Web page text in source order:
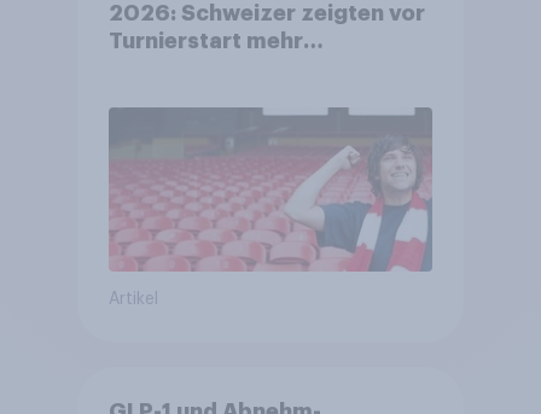
2026: Schweizer zeigten vor
Turnierstart mehr
Artikel